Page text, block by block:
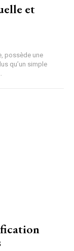
et
possède une
qu’un simple